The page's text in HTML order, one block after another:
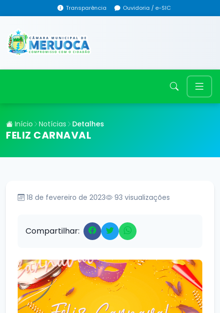
Transparência Ouvidoria / e-SIC
Início Notícias Detalhes
FELIZ CARNAVAL
18 de fevereiro de 2023 93 visualizações
Compartilhar: